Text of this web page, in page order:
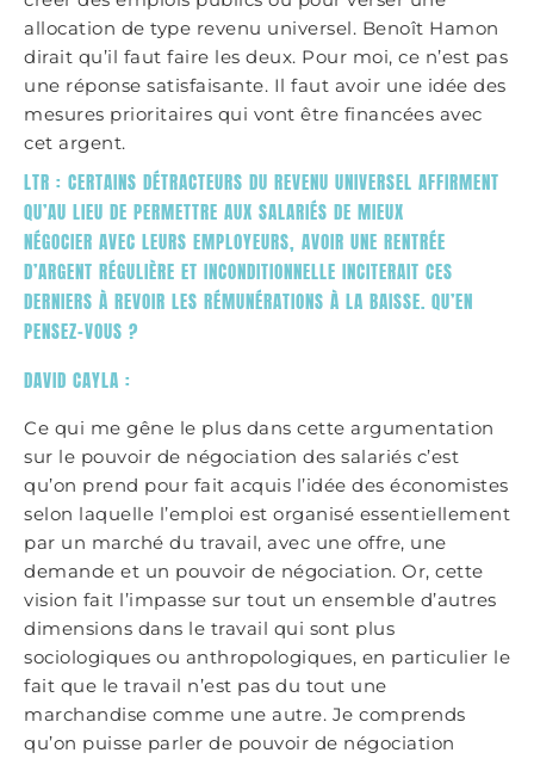
allocation de type revenu universel. Benoît Hamon
dirait qu’il faut faire les deux. Pour moi, ce n’est pas
une réponse satisfaisante. Il faut avoir une idée des
mesures prioritaires qui vont être financées avec
cet argent.
LTR : CERTAINS DÉTRACTEURS DU REVENU UNIVERSEL AFFIRMENT
QU’AU LIEU DE PERMETTRE AUX SALARIÉS DE MIEUX
NÉGOCIER AVEC LEURS EMPLOYEURS, AVOIR UNE RENTRÉE
D’ARGENT RÉGULIÈRE ET INCONDITIONNELLE INCITERAIT CES
DERNIERS À REVOIR LES RÉMUNÉRATIONS À LA BAISSE. QU’EN
PENSEZ-VOUS ?
DAVID CAYLA :
Ce qui me gêne le plus dans cette argumentation
sur le pouvoir de négociation des salariés c’est
qu’on prend pour fait acquis l’idée des économistes
selon laquelle l’emploi est organisé essentiellement
par un marché du travail, avec une offre, une
demande et un pouvoir de négociation. Or, cette
vision fait l’impasse sur tout un ensemble d’autres
dimensions dans le travail qui sont plus
sociologiques ou anthropologiques, en particulier le
fait que le travail n’est pas du tout une
marchandise comme une autre. Je comprends
qu’on puisse parler de pouvoir de négociation